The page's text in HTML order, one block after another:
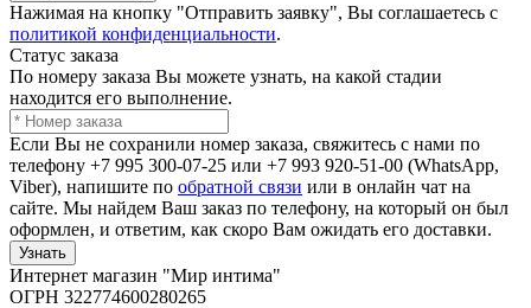
Нажимая на кнопку "Отправить заявку", Вы соглашаетесь с
политикой конфиденциальности.
Статус заказа
По номеру заказа Вы можете узнать, на какой стадии
находится его выполнение.
Если Вы не сохранили номер заказа, свяжитесь с нами по
телефону +7 995 300-07-25 или +7 993 920-51-00 (WhatsApp,
Viber), напишите по обратной связи или в онлайн чат на
сайте. Мы найдем Ваш заказ по телефону, на который он был
оформлен, и ответим, как скоро Вам ожидать его доставки.
Узнать
Интернет магазин "Мир интима"
ОГРН 322774600280265